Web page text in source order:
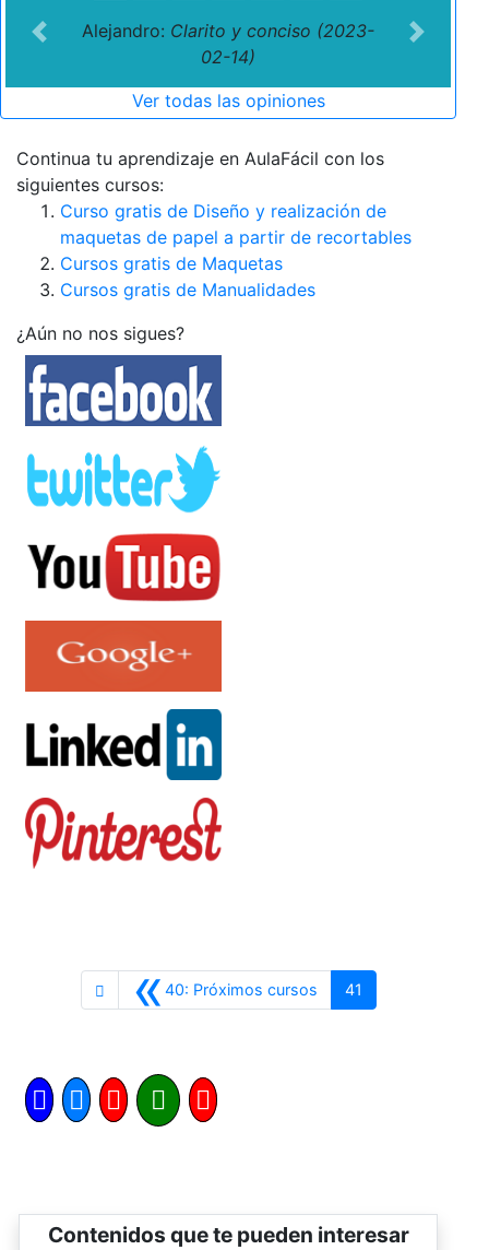
Alejandro: Clarito y conciso (2023-
02-14)
Previous Next
Ver todas las opiniones
Continua tu aprendizaje en AulaFácil con los
siguientes cursos:
Curso gratis de Diseño y realización de
maquetas de papel a partir de recortables
Cursos gratis de Maquetas
Cursos gratis de Manualidades
¿Aún no nos sigues?
«40: Próximos cursosAnterior
41
Contenidos que te pueden interesar